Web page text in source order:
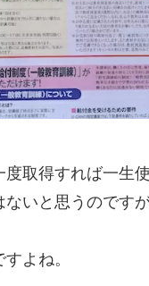
度取得すれば一生
ないと思うのです
よね。